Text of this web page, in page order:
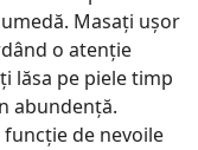
Masați ușor
o atenție
lăsa pe piele timp
abundență.
de nevoile